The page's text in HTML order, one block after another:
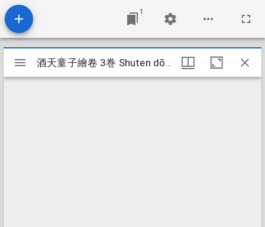
1
Mirador
viewer
酒天童子繪卷 3巻 Shuten dōji emaki 3kan
酒天童子繪卷 3巻 Shuten dōji emaki 3kan